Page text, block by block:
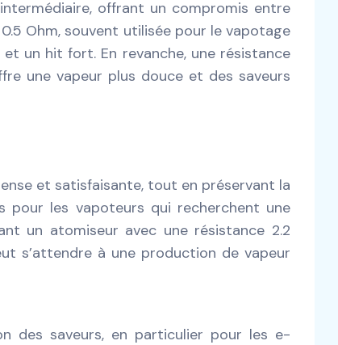
offrant un compromis entre
Ohm, souvent utilisée pour le vapotage
un hit fort. En revanche, une résistance
une vapeur plus douce et des saveurs
et satisfaisante, tout en préservant la
pour les vapoteurs qui recherchent une
un atomiseur avec une résistance 2.2
s’attendre à une production de vapeur
des saveurs, en particulier pour les e-